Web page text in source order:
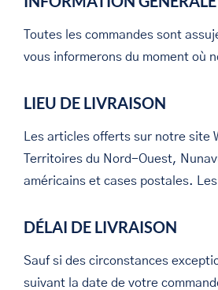
Toutes les commandes sont
vous informerons du moment où
LIEU DE LIVRAISON
Les articles offerts sur notre site
Territoires du Nord-Ouest,
américains et cases postales.
DÉLAI DE LIVRAISON
Sauf si des circonstances
suivant la date de votre